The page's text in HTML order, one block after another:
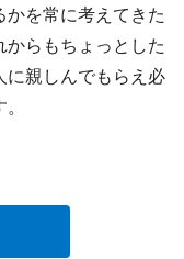
かを常に考えてきた
らもちょっとした
に親しんでもらえ必